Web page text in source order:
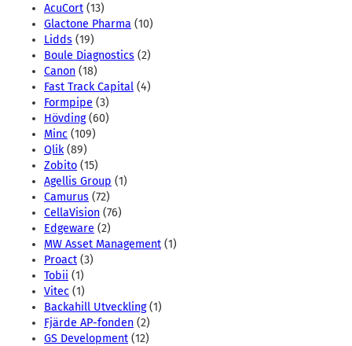
AcuCort (13)
Glactone Pharma (10)
Lidds (19)
Boule Diagnostics (2)
Canon (18)
Fast Track Capital (4)
Formpipe (3)
Hövding(60)
Minc (109)
Qlik(89)
Zobito (15)
Agellis Group (1)
Camurus (72)
CellaVision (76)
Edgeware (2)
MW Asset Management (1)
Proact (3)
Tobii (1)
Vitec (1)
Backahill Utveckling(1)
Fjärde AP-fonden (2)
GS Development (12)